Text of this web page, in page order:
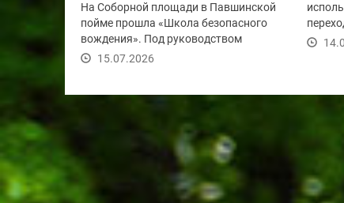
На Соборной площади в Павшинской
пойме прошла «Школа безопасного
вождения». Под руководством
опытных инструкторов...
15.07.2026